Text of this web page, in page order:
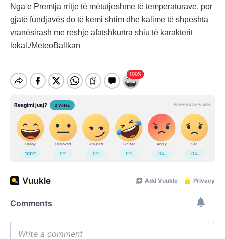
Nga e Premtja rritje të mëtutjeshme të temperaturave, por
gjatë fundjavës do të kemi shtim dhe kalime të shpeshta
vranësirash me reshje afatshkurtra shiu të karakterit
lokal./MeteoBallkan